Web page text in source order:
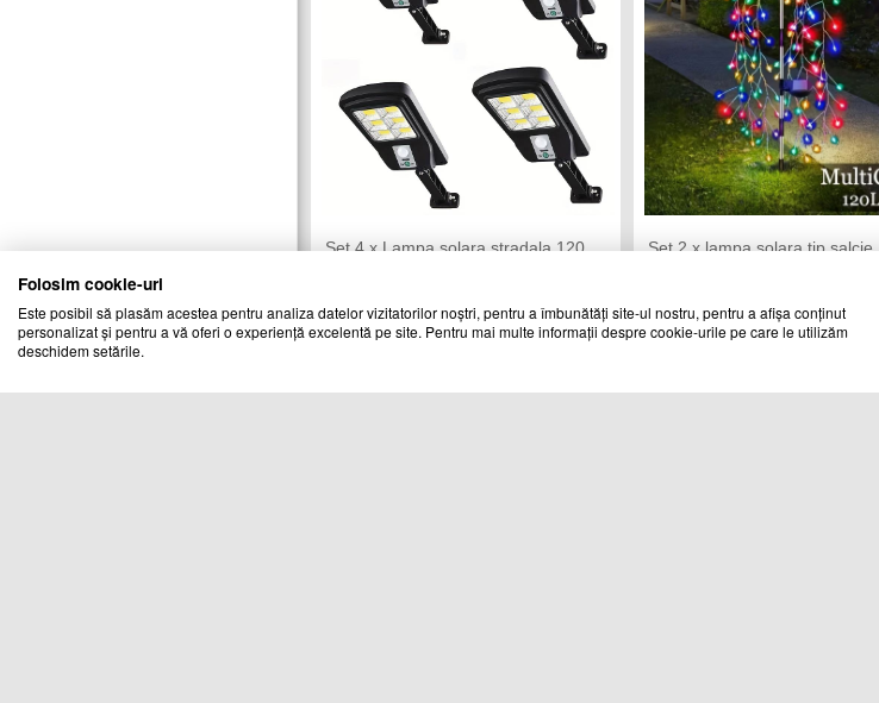
Set 4 x Lampa solara stradala 120
Cod produs 152 lei
Set 2 x lampa solara tip
Cod produs
Folosim cookie-uri
Este posibil să plasăm acestea pentru analiza datelor vizitatorilor noștri, pentru a îmbunătăți site-ul nostru, pentru a afișa conținut
personalizat și pentru a vă oferi o experiență excelentă pe site. Pentru mai multe informații despre cookie-urile pe care le utilizăm
deschidem setările.